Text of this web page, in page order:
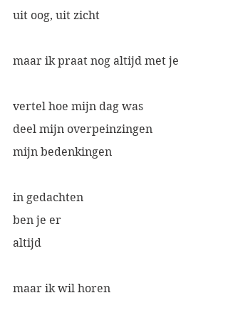
uit oog, uit zicht
maar ik praat nog altijd met je
vertel hoe mijn dag was
deel mijn overpeinzingen
mijn bedenkingen
in gedachten
ben je er
altijd
maar ik wil horen